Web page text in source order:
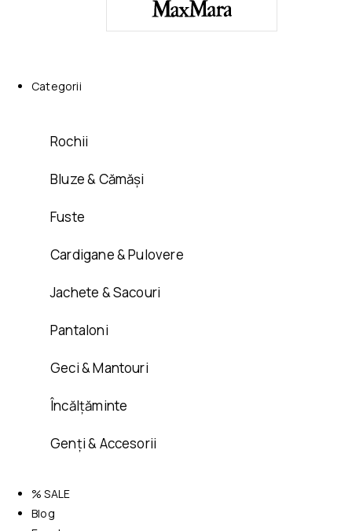
Categorii
Rochii
Bluze & Cămăși
Fuste
Cardigane & Pulovere
Jachete & Sacouri
Pantaloni
Geci & Mantouri
Încălțăminte
Genți & Accesorii
% SALE
Blog